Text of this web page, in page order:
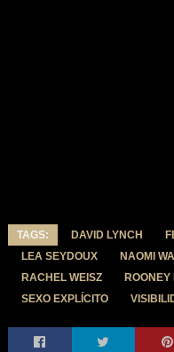
TAGS: DAVID LYNCH
LEA SEYDOUX
NAOMI
RACHEL WEISZ
SEXO EXPLÍCITO